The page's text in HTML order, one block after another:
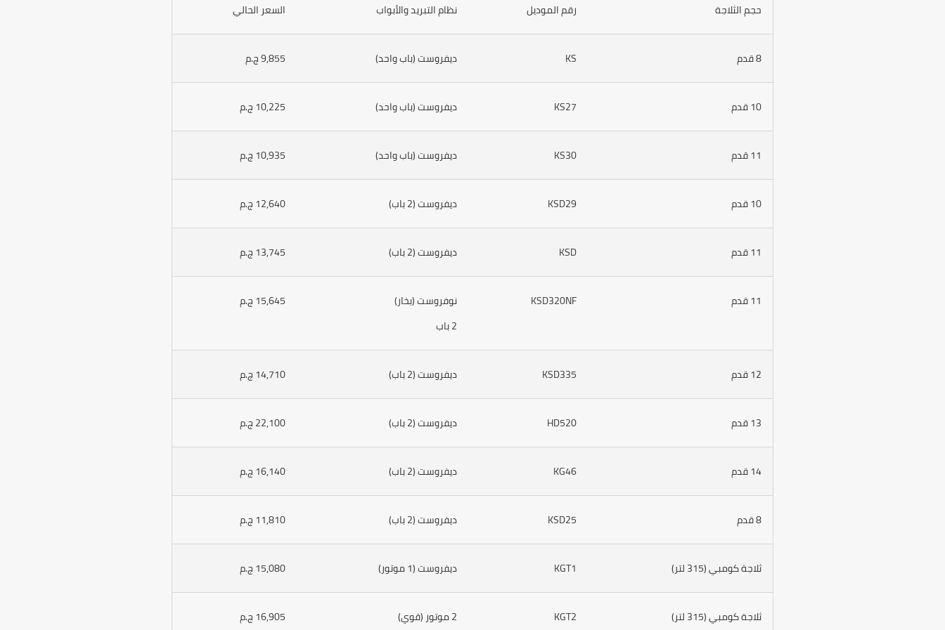
حجم الثلاجة رقم الموديل نظام التبريد والأبواب السعر الحالي
8 قدم KS ديفروست (باب واحد) 9,855 ج.م
10 قدم KS27 ديفروست (باب واحد) 10,225 ج.م
11 قدم KS30 ديفروست (باب واحد) 10,935 ج.م
10 قدم KSD29 ديفروست (2 باب) 12,640 ج.م
11 قدم KSD ديفروست (2 باب) 13,745 ج.م
11 قدم KSD320NF
نوفروست (بخار)
2 باب
15,645 ج.م
12 قدم KSD335 ديفروست (2 باب) 14,710 ج.م
13 قدم HD520 ديفروست (2 باب) 22,100 ج.م
14 قدم KG46 ديفروست (2 باب) 16,140 ج.م
8 قدم KSD25 ديفروست (2 باب) 11,810 ج.م
ثلاجة كومبي (315 لتر) KGT1 ديفروست (1 موتور) 15,080 ج.م
ثلاجة كومبي (315 لتر) KGT2 2 موتور (قوي) 16,905 ج.م